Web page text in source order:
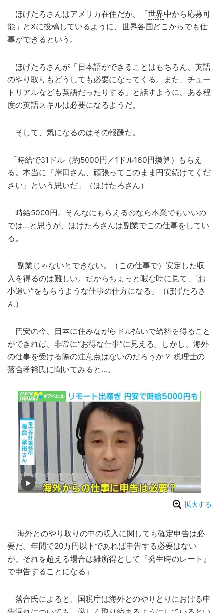
ほげたろさんはアメリカ在住だが、「 世界中から応募可
能」とXに投稿しているように、世界各国どこからでも仕
事ができるという。
ほげたろさんが「日本語ができることはもちろん、英語
のやり取りもどうしても必要になってくる。また、チュー
トリアルなども英語だったりする」と話すように、ある程
度の英語スキルは必要になるようだ。
そして、気になるのはその報酬だ。
「時給で31ドル（約5000円／1ドル160円換算）もらえ
る。本当に『岸田さん、頑張ってこのまま円安続けてくだ
さい』という思いだ」（ほげたろさん）
時給5000円。そんなにもらえるのなら本業でもいいの
では…と思うが、ほげたろさんは副業でこの仕事をしてい
る。
「副業じゃないとできない。（この仕事で）安定した収
入を得るのは難しい。だからちょっと暇な時に見て、“お
小遣い”をもらうような仕事の仕方になる」（ほげたろさ
ん）
円安の今、日本に住みながらドル払いで給料を得ること
ができれば、非常に“お得な仕事”に見える。しかし、海外
の仕事を受ける際の注意点はないのだろうか？ 税理士の
落合孝裕氏に聞いてみると…。
拡大する
「海外とのやり取りの中の収入に関しても確定申告は必
要だ。年間で20万円以下であれば申告する必要はない
が、それを超える場合は雑所得として『発生時のレート』
で申告することになる」
落合氏によると、国税庁は海外とのやりとりにおける申